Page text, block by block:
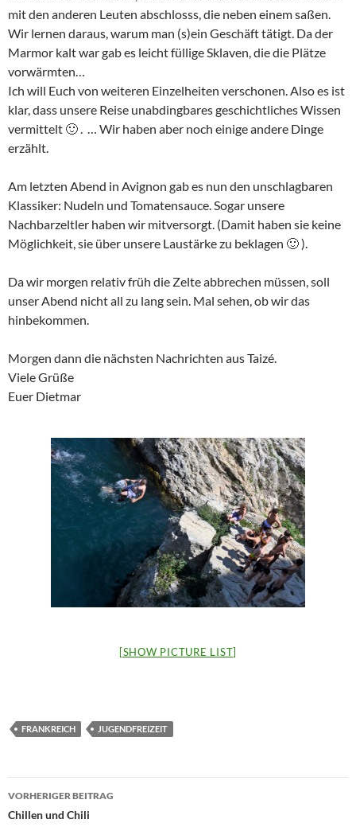
mit den anderen Leuten abschlosss, die neben einem saßen.
Wir lernen daraus, warum man (s)ein Geschäft tätigt. Da der
Marmor kalt war gab es leicht füllige Sklaven, die die Plätze
vorwärmten…
Ich will Euch von weiteren Einzelheiten verschonen. Also es ist
klar, dass unsere Reise unabdingbares geschichtliches Wissen
vermittelt 🙂 . … Wir haben aber noch einige andere Dinge
erzählt.
Am letzten Abend in Avignon gab es nun den unschlagbaren
Klassiker: Nudeln und Tomatensauce. Sogar unsere
Nachbarzeltler haben wir mitversorgt. (Damit haben sie keine
Möglichkeit, sie über unsere Laustärke zu beklagen 🙂 ).
Da wir morgen relativ früh die Zelte abbrechen müssen, soll
unser Abend nicht all zu lang sein. Mal sehen, ob wir das
hinbekommen.
Morgen dann die nächsten Nachrichten aus Taizé.
Viele Grüße
Euer Dietmar
[SHOW PICTURE LIST]
FRANKREICH JUGENDFREIZEIT
Beitragsnavigation
VORHERIGER BEITRAG
Chillen und Chili